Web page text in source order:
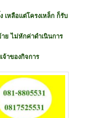
เหลือแต่โครงเหล็ก ก็รับ
ย ไม่หักค่าดำเนินการ
จ้าของกิจการ